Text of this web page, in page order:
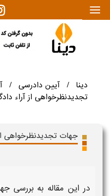
|||
دینا / آیین دادرسی /
تجدیدنظرخواهی از آراء
جهات تجدیدنظرخواهی
در این مقاله به بررسی